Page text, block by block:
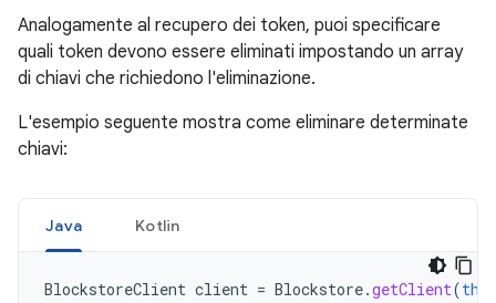
Analogamente al recupero dei token, puoi specificare
quali token devono essere eliminati impostando un array
di chiavi che richiedono l'eliminazione.
L'esempio seguente mostra come eliminare determinate
chiavi:
Java Kotlin
BlockstoreClient client = Blockstore.getClient(this